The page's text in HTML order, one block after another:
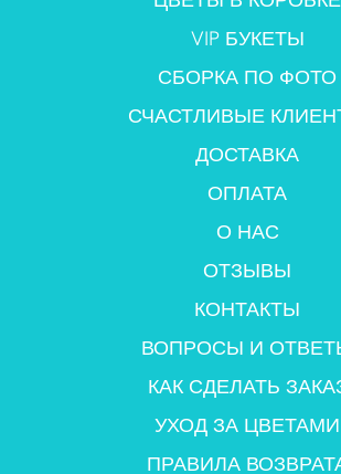
VIP БУКЕТЫ
СБОРКА ПО ФОТО
СЧАСТЛИВЫЕ
ДОСТАВКА
ОПЛАТА
О НАС
ОТЗЫВЫ
КОНТАКТЫ
ВОПРОСЫ И
КАК СДЕЛАТЬ
УХОД ЗА ЦВЕТАМИ
ПРАВИЛА